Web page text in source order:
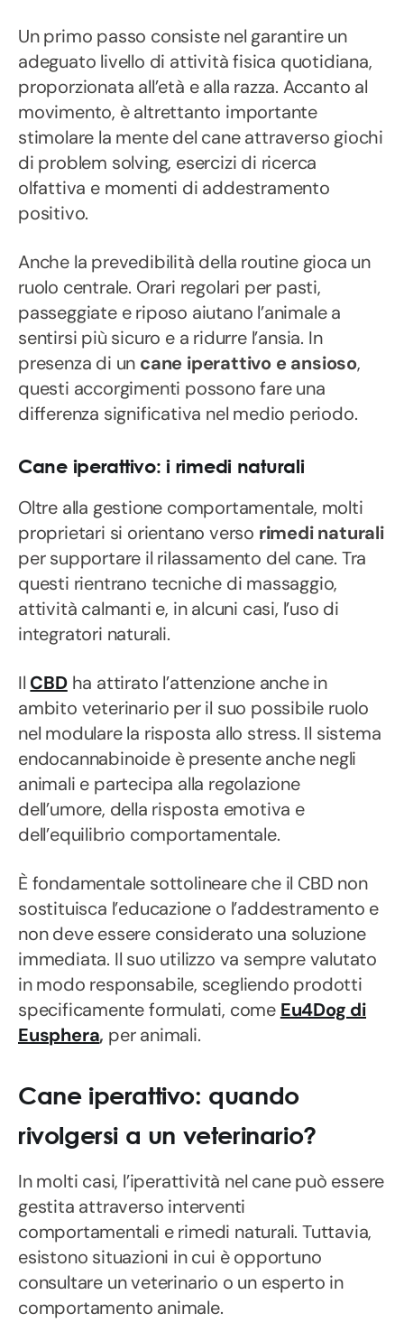
Un primo passo consiste nel garantire un
adeguato livello di attività fisica quotidiana,
proporzionata all’età e alla razza. Accanto al
movimento, è altrettanto importante
stimolare la mente del cane attraverso giochi
di problem solving, esercizi di ricerca
olfattiva e momenti di addestramento
positivo.
Anche la prevedibilità della routine gioca un
ruolo centrale. Orari regolari per pasti,
passeggiate e riposo aiutano l’animale a
sentirsi più sicuro e a ridurre l’ansia. In
presenza di un cane iperattivo e ansioso,
questi accorgimenti possono fare una
differenza significativa nel medio periodo.
Cane iperattivo: i rimedi naturali
Oltre alla gestione comportamentale, molti
proprietari si orientano verso rimedi naturali
per supportare il rilassamento del cane. Tra
questi rientrano tecniche di massaggio,
attività calmanti e, in alcuni casi, l’uso di
integratori naturali.
Il CBDha attirato l’attenzione anche in
ambito veterinario per il suo possibile ruolo
nel modulare la risposta allo stress. Il sistema
endocannabinoide è presente anche negli
animali e partecipa alla regolazione
dell’umore, della risposta emotiva e
dell’equilibrio comportamentale.
È fondamentale sottolineare che il CBD non
sostituisca l’educazione o l’addestramento e
non deve essere considerato una soluzione
immediata. Il suo utilizzo va sempre valutato
in modo responsabile, scegliendo prodotti
specificamente formulati, come Eu4Dog di
Eusphera, per animali.
Cane iperattivo: quando
rivolgersi a un veterinario?
In molti casi, l’iperattività nel cane può essere
gestita attraverso interventi
comportamentali e rimedi naturali. Tuttavia,
esistono situazioni in cui è opportuno
consultare un veterinario o un esperto in
comportamento animale.